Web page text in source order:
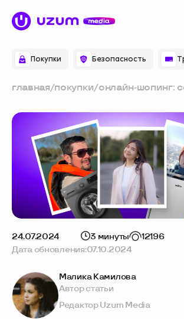
Покупки Безопасность
главная/покупки/онлайн-шопинг:
покупок на
24.07.2024 3 минуты
12196
Дата обновления:07.10.2024
Малика Камилова
Автор статьи
Редактор Uzum Media